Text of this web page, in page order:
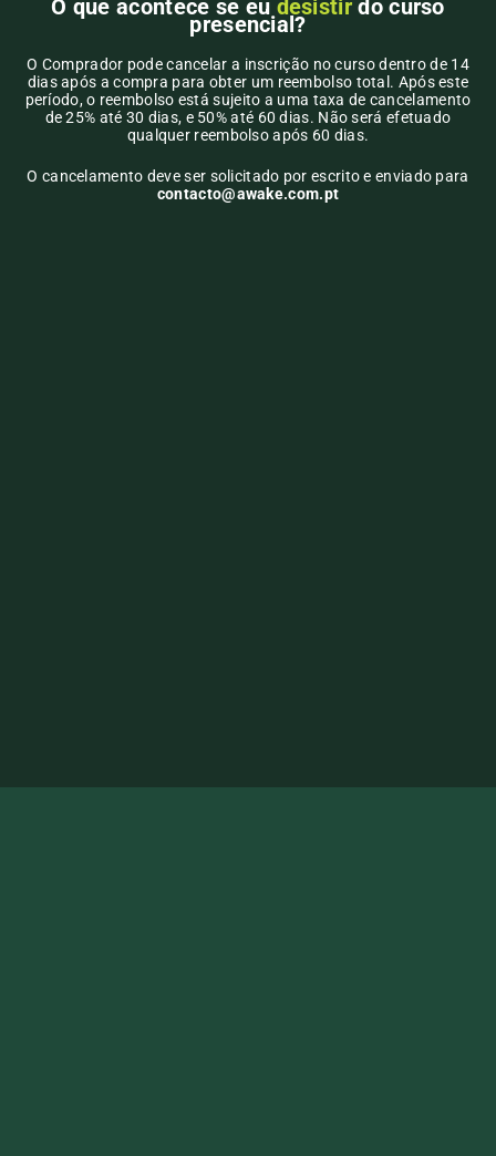
O que acontece se eu desistir do curso
presencial?
O Comprador pode cancelar a inscrição no curso dentro de 14
dias após a compra para obter um reembolso total. Após este
período, o reembolso está sujeito a uma taxa de cancelamento
de 25% até 30 dias, e 50% até 60 dias. Não será efetuado
qualquer reembolso após 60 dias.
O cancelamento deve ser solicitado por escrito e enviado para
contacto@awake.com.pt